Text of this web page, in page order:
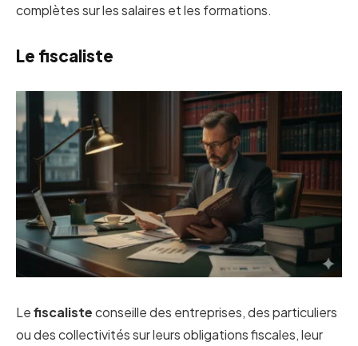
complètes sur les salaires et les formations.
Le fiscaliste
Lefiscalisteconseille des entreprises, des particuliers
ou des collectivités sur leurs obligations fiscales, leur